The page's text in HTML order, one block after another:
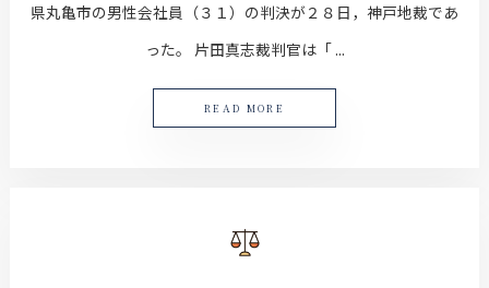
県丸亀市の男性会社員（３１）の判決が２８日，神戸地裁であ
った。 片田真志裁判官は「 ...
READ MORE